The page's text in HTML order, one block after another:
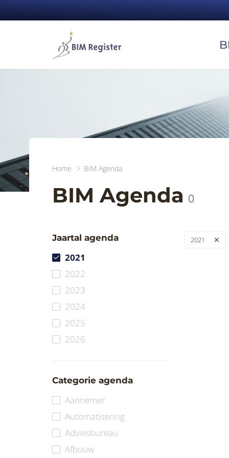
Home BIM Agenda
BIM Agenda 0
Jaartal agenda
2021
2022
2023
2024
2025
2026
Categorie agenda
Aannemer
Automatisering
Adviesbureau
Afbouw
2021